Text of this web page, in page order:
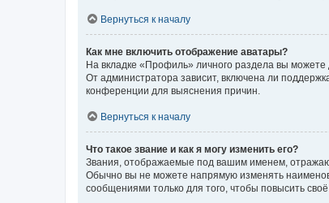
Вернуться к началу
Как мне включить отображение аватары?
На вкладке «Профиль» личного раздела вы можете
От администратора зависит, включена ли
конференции для выяснения причин.
Вернуться к началу
Что такое звание и как я могу изменить его?
Звания, отображаемые под вашим именем,
Обычно вы не можете напрямую изменять
сообщениями только для того, чтобы повысить